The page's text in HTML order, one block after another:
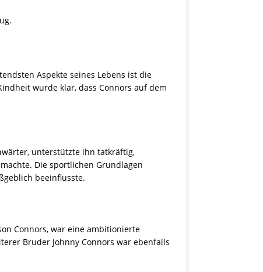
Aspekte seines Lebens ist die
wurde klar, dass Connors auf dem
unterstützte ihn tatkräftig,
Die sportlichen Grundlagen
beeinflusste.
Connors, war eine ambitionierte
Bruder Johnny Connors war ebenfalls